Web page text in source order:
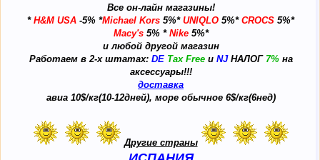
Все он-лайн магазины!
* H&M USA -5% *Michael Kors 5%* UNIQLO 5%* CROCS 5%*
Macy's5% * Nike5%*
и любой другой магазин
Работаем в 2-х штатах: DE Tax Freeи NJНАЛОГ 7%на
аксессуары!!!
доставка
авиа 10$/кг(10-12дней), море обычное 6$/кг(6нед)
Другие страны